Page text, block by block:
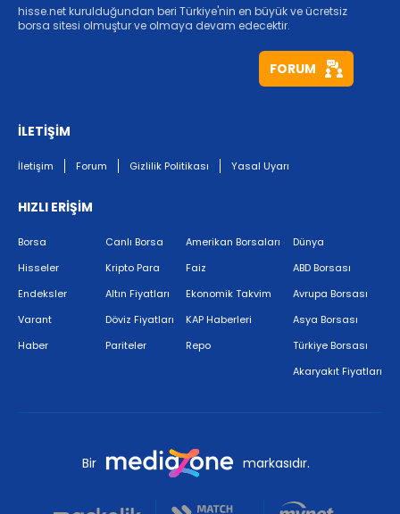
hisse.net kurulduğundan beri Türkiye'nin en büyük ve ücretsiz
borsa sitesi olmuştur ve olmaya devam edecektir.
FORUM
İLETİŞİM
İletişim Forum Gizlilik Politikası Yasal Uyarı
HIZLI ERİŞİM
Borsa
Hisseler
Endeksler
Varant
Haber
Canlı Borsa
Kripto Para
Altın Fiyatları
Döviz Fiyatları
Pariteler
Amerikan Borsaları
Faiz
Ekonomik Takvim
KAP Haberleri
Repo
Dünya
ABD Borsası
Avrupa Borsası
Asya Borsası
Türkiye Borsası
Akaryakıt Fiyatları
Bir markasıdır.